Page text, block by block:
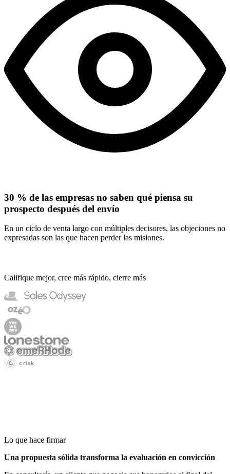
30 % de las empresas no saben qué piensa su
prospecto después del envío
En un ciclo de venta largo con múltiples decisores, las objeciones no
expresadas son las que hacen perder las misiones.
Califique mejor, cree más rápido, cierre más
Lo que hace firmar
Una propuesta sólida transforma la evaluación en convicción